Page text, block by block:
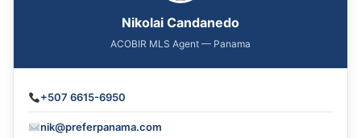
Nikolai Candanedo
ACOBIR MLS Agent — Panama
+507 6615-6950
nik@preferpanama.com